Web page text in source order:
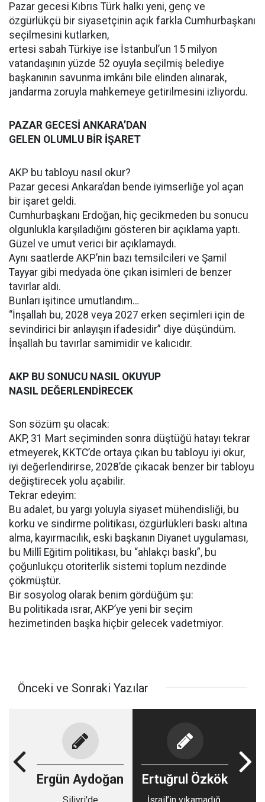
Pazar gecesi Kıbrıs Türk halkı yeni, genç ve
özgürlükçü bir siyasetçinin açık farkla Cumhurbaşkanı
seçilmesini kutlarken,
ertesi sabah Türkiye ise İstanbul’un 15 milyon
vatandaşının yüzde 52 oyuyla seçilmiş belediye
başkanının savunma imkânı bile elinden alınarak,
jandarma zoruyla mahkemeye getirilmesini izliyordu.
PAZAR GECESİ ANKARA’DAN
GELEN OLUMLU BİR İŞARET
AKP bu tabloyu nasıl okur?
Pazar gecesi Ankara’dan bende iyimserliğe yol açan
bir işaret geldi.
Cumhurbaşkanı Erdoğan, hiç gecikmeden bu sonucu
olgunlukla karşıladığını gösteren bir açıklama yaptı.
Güzel ve umut verici bir açıklamaydı.
Aynı saatlerde AKP’nin bazı temsilcileri ve Şamil
Tayyar gibi medyada öne çıkan isimleri de benzer
tavırlar aldı.
Bunları işitince umutlandım…
“İnşallah bu, 2028 veya 2027 erken seçimleri için de
sevindirici bir anlayışın ifadesidir” diye düşündüm.
İnşallah bu tavırlar samimidir ve kalıcıdır.
AKP BU SONUCU NASIL OKUYUP
NASIL DEĞERLENDİRECEK
Son sözüm şu olacak:
AKP, 31 Mart seçiminden sonra düştüğü hatayı tekrar
etmeyerek, KKTC’de ortaya çıkan bu tabloyu iyi okur,
iyi değerlendirirse, 2028’de çıkacak benzer bir tabloyu
değiştirecek yolu açabilir.
Tekrar edeyim:
Bu adalet, bu yargı yoluyla siyaset mühendisliği, bu
korku ve sindirme politikası, özgürlükleri baskı altına
alma, kayırmacılık, eski başkanın Diyanet uygulaması,
bu Millî Eğitim politikası, bu “ahlakçı baskı”, bu
çoğunlukçu otoriterlik sistemi toplum nezdinde
çökmüştür.
Bir sosyolog olarak benim gördüğüm şu:
Bu politikada ısrar, AKP’ye yeni bir seçim
hezimetinden başka hiçbir gelecek vadetmiyor.
Önceki ve Sonraki Yazılar
Ergün Aydoğan
Silivri'de
Ertuğrul Özkök
İsrail’in yıkamadığı